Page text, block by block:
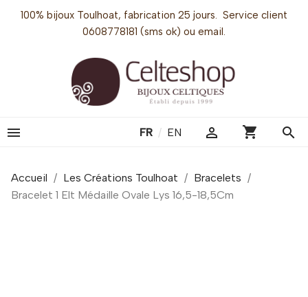
100% bijoux Toulhoat, fabrication 25 jours. Service client
0608778181 (sms ok) ou email.
 FR / EN  shopping_cart search
Accueil Les Créations Toulhoat
Bracelets
Bracelet 1 Elt Médaille Ovale Lys 16,5-18,5Cm